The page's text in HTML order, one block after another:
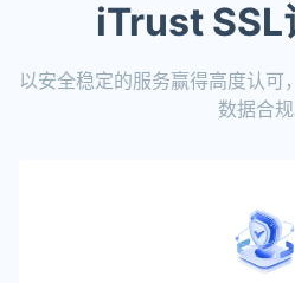
iTrust SSL
以安全稳定的服务赢得高度认可
数据合规